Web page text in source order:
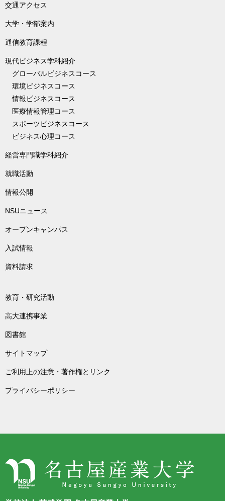
交通アクセス
大学・学部案内
通信教育課程
現代ビジネス学科紹介
グローバルビジネスコース
環境ビジネスコース
情報ビジネスコース
医療情報管理コース
スポーツビジネスコース
ビジネス心理コース
経営専門職学科紹介
就職活動
情報公開
NSUニュース
オープンキャンパス
入試情報
資料請求
教育・研究活動
高大連携事業
図書館
サイトマップ
ご利用上の注意・著作権とリンク
プライバシーポリシー